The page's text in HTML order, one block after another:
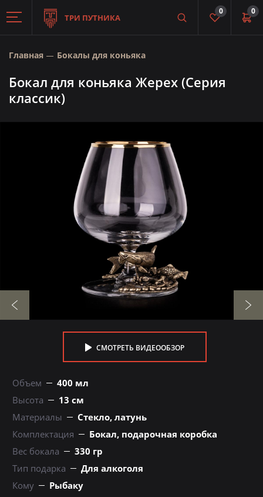
ТРИ ПУТНИКА
0
0
Главная Бокалы для коньяка
Бокал для коньяка Жерех (Серия
классик)
СМОТРЕТЬ ВИДЕООБЗОР
Объем
400 мл
Высота
13 см
Материалы
Стекло, латунь
Комплектация
Бокал, подарочная коробка
Вес бокала
330 гр
Тип подарка
Для алкоголя
Кому
Рыбаку